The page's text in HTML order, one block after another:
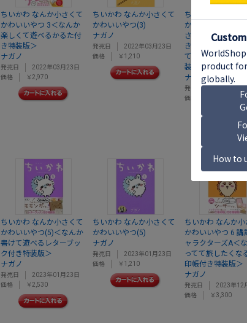
ちいかわ なんか小さくて
かわいいやつ 3＜なんか
楽しくて遊べるかるた付
き特装版＞
ナガノ
発売日
2022年03月23日
価格
￥2,970
ちいかわ なんか小さくて
かわいいやつ(3)
ナガノ
発売日
2022年03月23日
価格
￥1,210
ちいかわ なんか小
かわいいやつ(4)な
さくてためになる
き特装版＜なんか
てためになる豆本
装版＞
ナガノ
発売日
価格
ちいかわ なんか小さくて
かわいいやつ(5)＜なんか
書けて遊べるレターブッ
ク付き特装版＞
ナガノ
発売日
2023年01月23日
価格
￥2,530
ちいかわ なんか小さくて
かわいいやつ(5)
ナガノ
発売日
2023年01月23日
価格
￥1,210
ちいかわ なんか小
かわいいやつ 6 講
ャラクターズA＜
ってて旅したくな
印帳付き特装版＞
ナガノ
発売日
2023年12
価格
￥3,300